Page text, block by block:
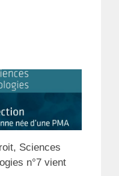
Sciences
n°7 vient